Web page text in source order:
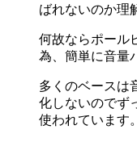
ばれないのか理
何故ならポール
為、簡単に音量
多くのベースは
化しないのでず
使われています。